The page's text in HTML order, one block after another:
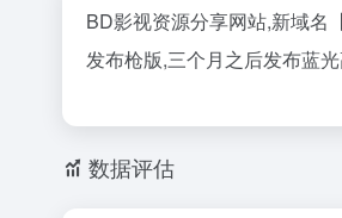
BD影视资源分享网站,新域名
发布枪版,三个月之后发布蓝
数据评估